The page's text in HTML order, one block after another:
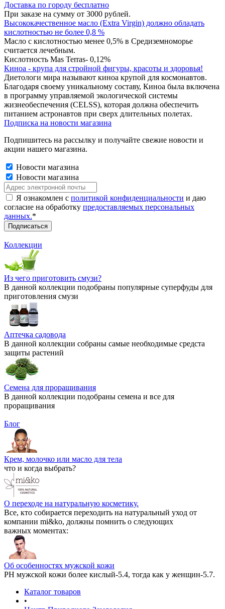
Доставка по городу бесплатно
При заказе на сумму от 3000 рублей.
Высококачественное масло (Extra Virgin) должно обладать
кислотностью не более 0,8 %
Масло с кислотностью менее 0,5% в Средиземноморье
считается лечебным.
Кислотность Mas Terras- 0,12%
Киноа - крупа для стройной фигуры, красоты и здоровья!
Диетологи мира называют киноа крупой для космонавтов.
Благодаря своему уникальному составу, Киноа была включена
в программу управляемой экологической системы
жизнеобеспечения (CELSS), которая должна обеспечить
питанием астронавтов при сверх длительных полетах.
Подписка на новости магазина
Подпишитесь на рассылку и получайте свежие новости и
акции нашего магазина.
Новости магазина
Новости магазина
Я ознакомлен с политикой конфиденциальности и даю
согласие на обработку предоставляемых персональных
данных.*
Коллекции
Из чего приготовить смузи?
В данной коллекции подобраны популярные суперфуды для
приготовления смузи
Аптечка садовода
В данной коллекции собраны самые необходимые средста
защиты растений
Семена для проращивания
В данной коллекции подобраны семена и все для
проращивания
Блог
Крем, молочко или масло для тела
что и когда выбрать?
О переходе на натуральную косметику.
Все, кто собирается переходить на натуральный уход от
компании mi&ko, должны помнить о следующих
важных моментах:
Об особенностях мужской кожи
РН мужской кожи более кислый-5.4, тогда как у женщин-5.7.
Каталог товаров
•